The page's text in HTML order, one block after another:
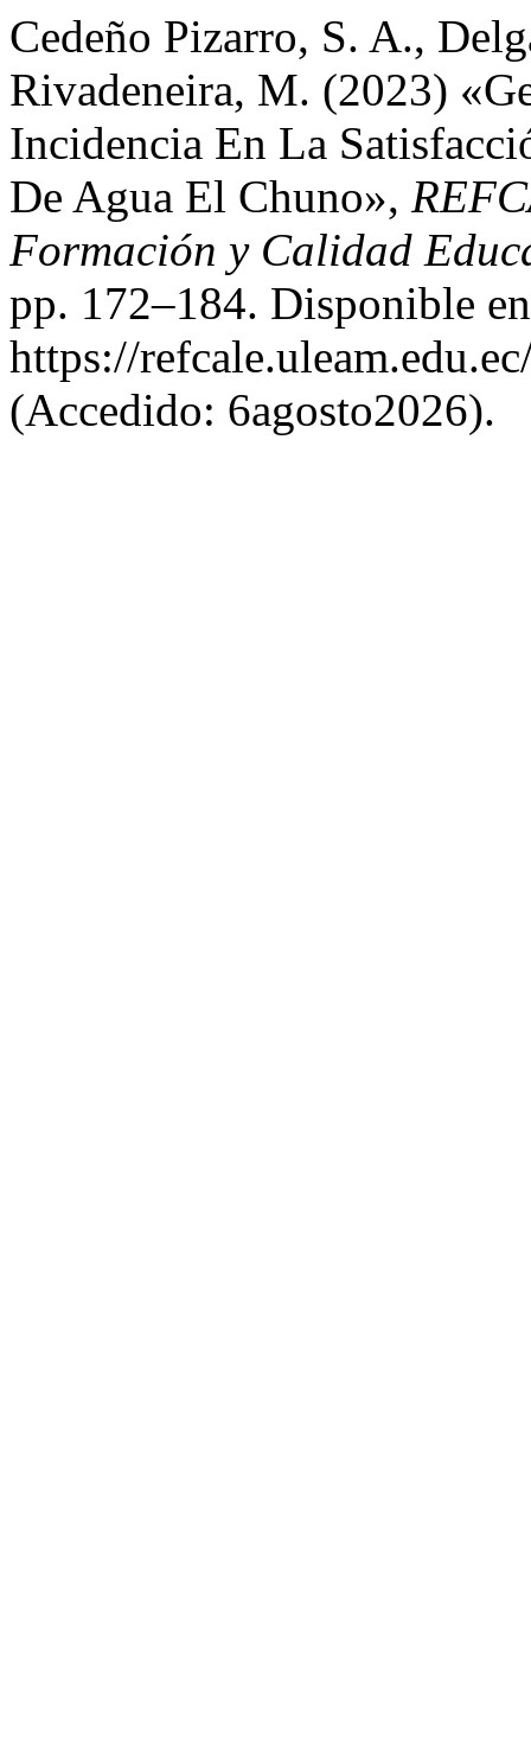
Cedeño Pizarro, S. A.,
Rivadeneira, M. (2023)
Incidencia En La
De Agua El Chuno»,
Formación y Calidad
pp. 172–184. Disponible
https://
(Accedido: 6agosto2026).